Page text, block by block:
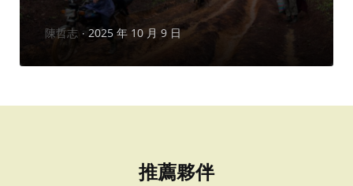
作
陳哲志 2025 年 10 月 9 日
推薦夥伴